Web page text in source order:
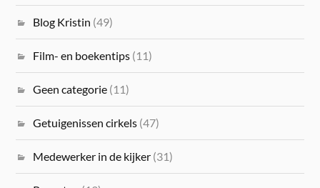
Blog Kristin (49)
Film- en boekentips (11)
Geen categorie (11)
Getuigenissen cirkels (47)
Medewerker in de kijker (31)